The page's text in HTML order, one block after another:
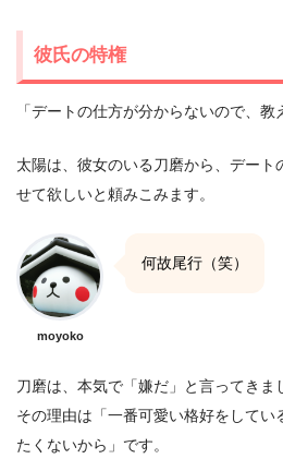
彼氏の特権
「デートの仕方が分からないので、教
太陽は、彼女のいる刀磨から、デート
せて欲しいと頼みこみます。
moyoko
何故尾行（笑）
刀磨は、本気で「嫌だ」と言ってきま
その理由は「一番可愛い格好をしてい
たくないから」です。